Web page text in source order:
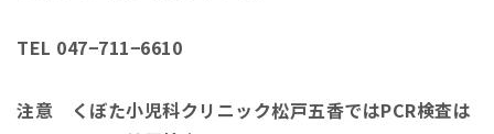
TEL 047−711−6610
注意 くぼた小児科クリニック松戸五香ではPCR検査は